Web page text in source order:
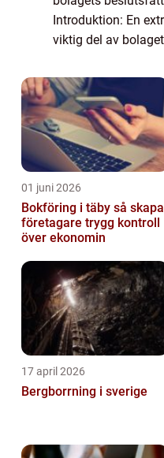
Introduktion: En
viktig del av
övergripande och
extra bolagsstäm...
01 juni 2026
Bokföring i täby så skapar
företagare trygg kontroll
över ekonomin
17 april 2026
Bergborrning i sverige